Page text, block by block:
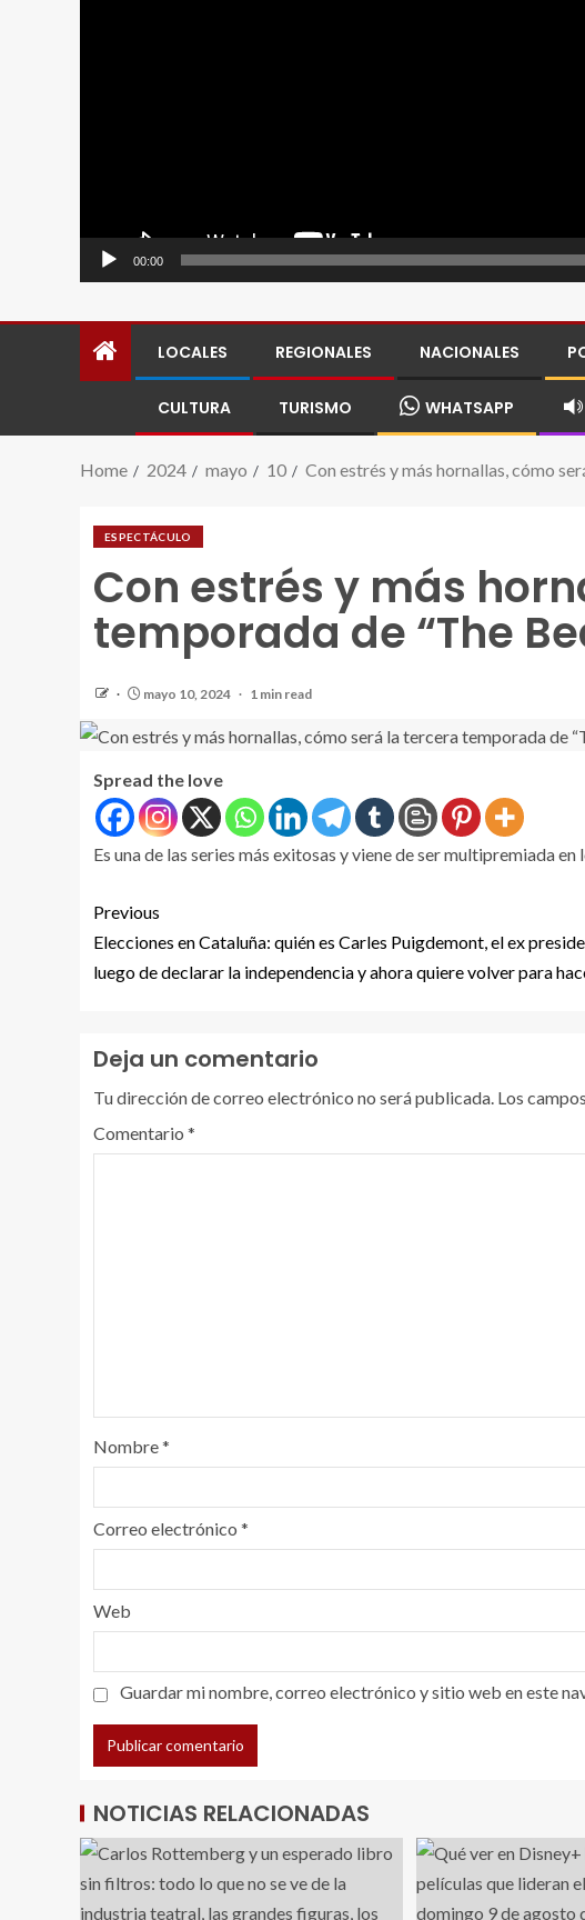
00:00
LOCALES REGIONALES NACIONALES
CULTURA TURISMO WHATSAPP
Home 2024 mayo 10 Con estrés y más hornallas, cómo
ESPECTÁCULO
Con estrés y más
temporada de “The
mayo 10, 2024 1 min read
Spread the love
Es una de las series más exitosas y viene de ser multipremiada
Previous
Elecciones en Cataluña: quién es Carles Puigdemont, el ex
luego de declarar la independencia y ahora quiere volver para
Deja un comentario
Tu dirección de correo electrónico no será publicada. Los
Comentario *
Nombre*
Correo electrónico *
Web
Guardar mi nombre, correo electrónico y sitio web en este
NOTICIAS RELACIONADAS